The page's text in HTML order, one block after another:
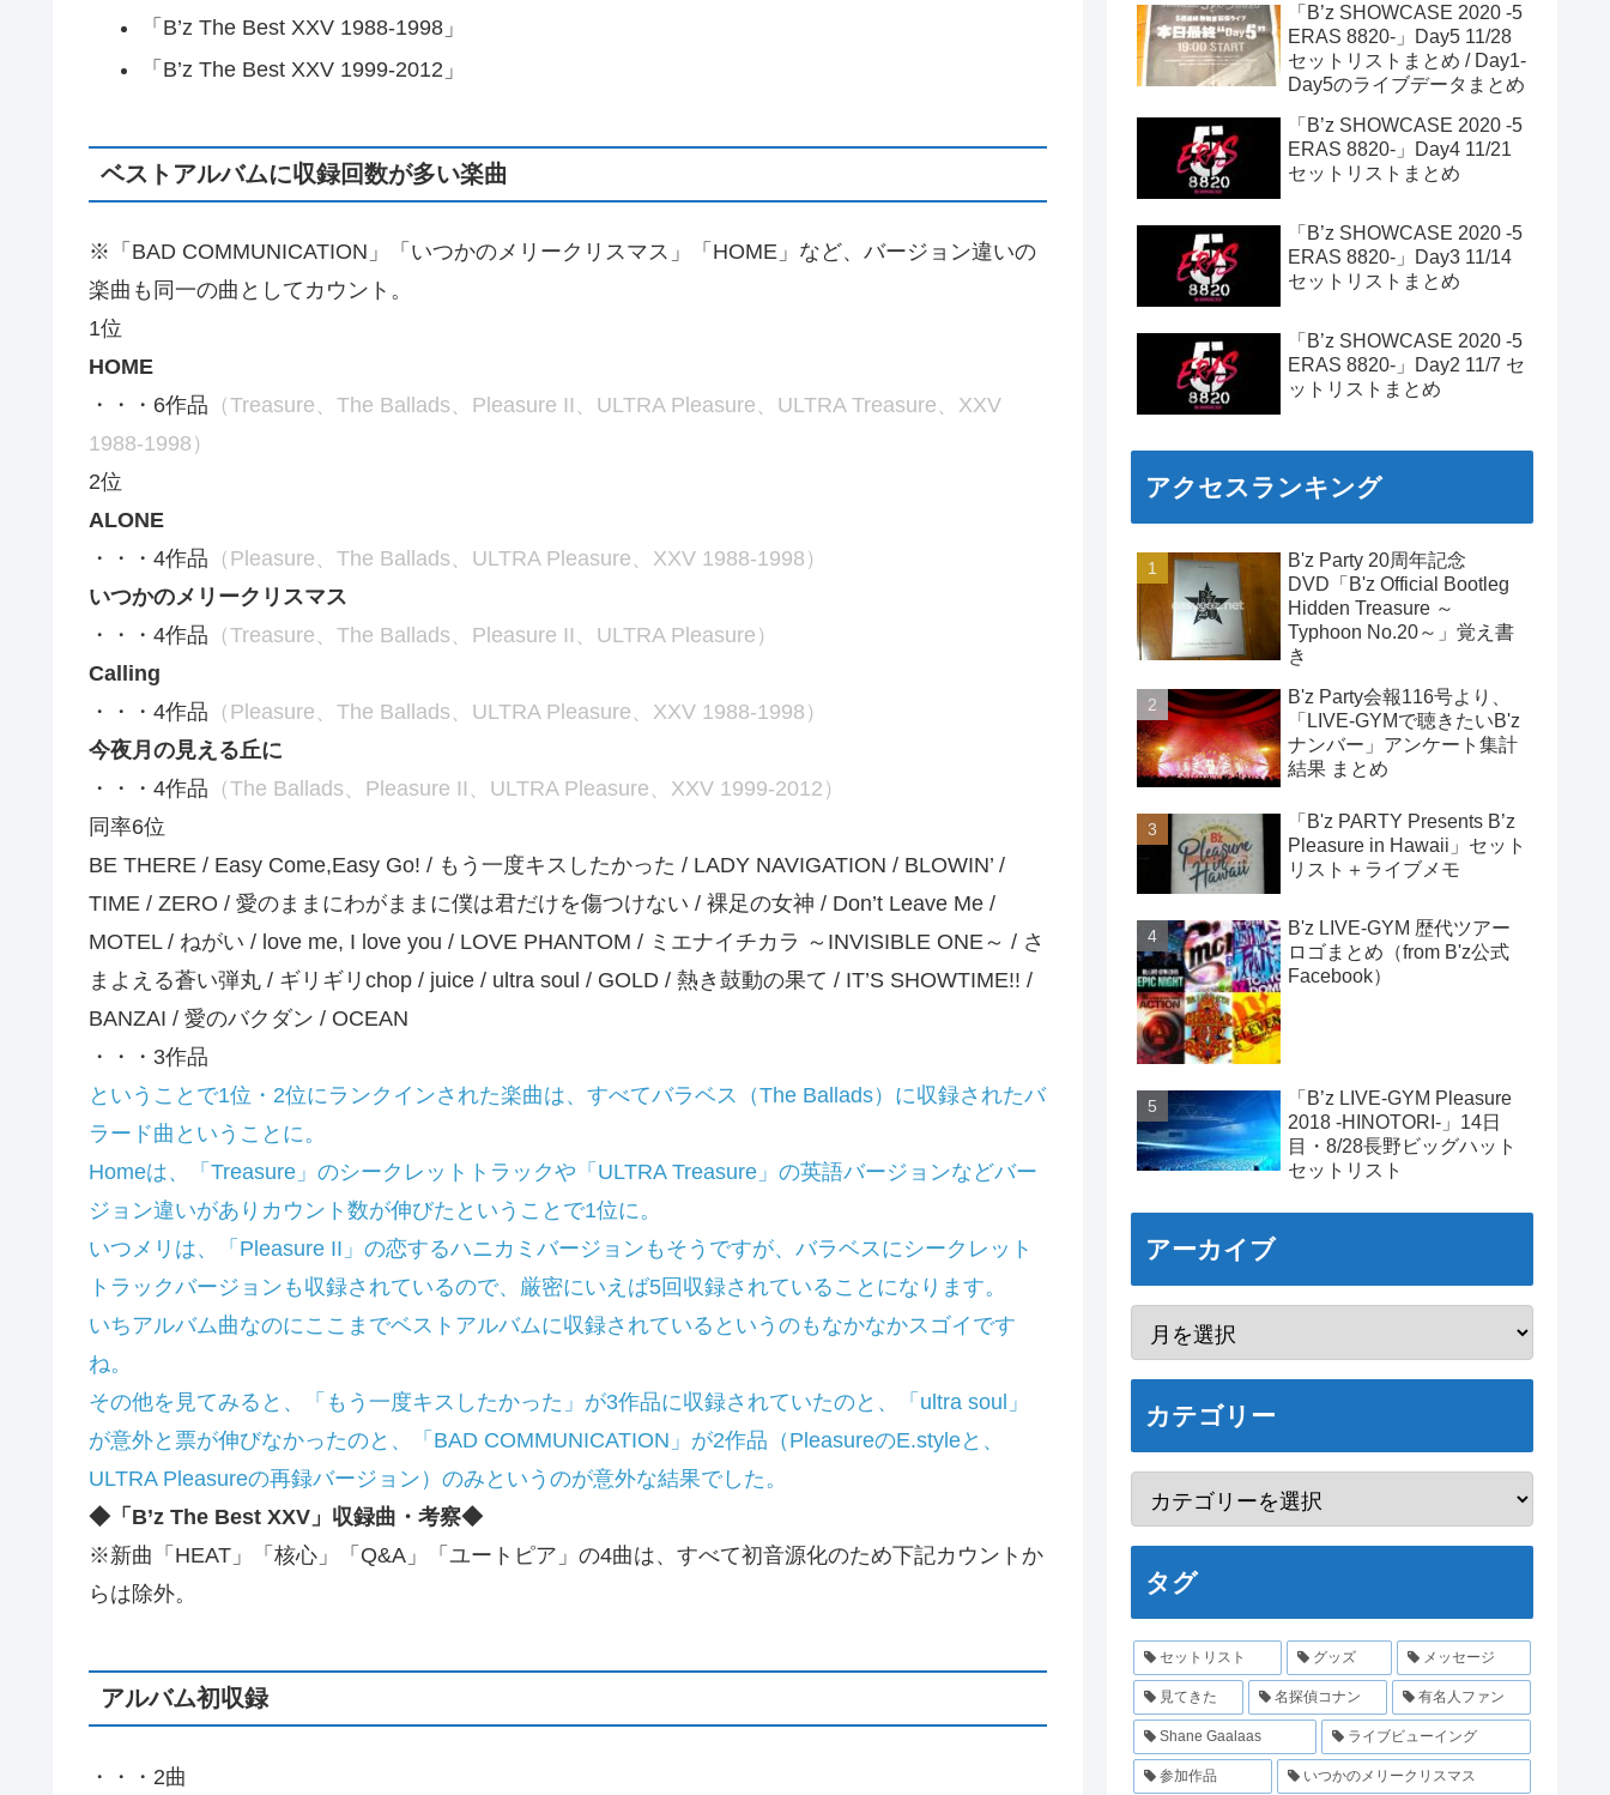
「B’z The Best XXV 1988-1998」
「B’z The Best XXV 1999-2012」
ベストアルバムに収録回数が多い楽曲
※「BAD COMMUNICATION」「いつかのメリークリスマス」「HOME」など、バージョン違いの
楽曲も同一の曲としてカウント。
1位
HOME
・・・6作品 （Treasure、The Ballads、Pleasure II、ULTRA Pleasure、ULTRA Treasure、XXV
1988-1998）
2位
ALONE
・・・4作品 （Pleasure、The Ballads、ULTRA Pleasure、XXV 1988-1998）
いつかのメリークリスマス
・・・4作品 （Treasure、The Ballads、Pleasure II、ULTRA Pleasure）
Calling
・・・4作品 （Pleasure、The Ballads、ULTRA Pleasure、XXV 1988-1998）
今夜月の見える丘に
・・・4作品 （The Ballads、Pleasure II、ULTRA Pleasure、XXV 1999-2012）
同率6位
BE THERE / Easy Come,Easy Go! / もう一度キスしたかった / LADY NAVIGATION / BLOWIN’ /
TIME / ZERO / 愛のままにわがままに僕は君だけを傷つけない / 裸足の女神 / Don’t Leave Me /
MOTEL / ねがい / love me, I love you / LOVE PHANTOM / ミエナイチカラ ～INVISIBLE ONE～ / さ
まよえる蒼い弾丸 / ギリギリchop / juice / ultra soul / GOLD / 熱き鼓動の果て / IT’S SHOWTIME!! /
BANZAI / 愛のバクダン / OCEAN
・・・3作品
ということで1位・2位にランクインされた楽曲は、すべてバラベス（The Ballads）に収録されたバ
ラード曲ということに。
Homeは、「Treasure」のシークレットトラックや「ULTRA Treasure」の英語バージョンなどバー
ジョン違いがありカウント数が伸びたということで1位に。
いつメリは、「Pleasure II」の恋するハニカミバージョンもそうですが、バラベスにシークレット
トラックバージョンも収録されているので、厳密にいえば5回収録されていることになります。
いちアルバム曲なのにここまでベストアルバムに収録されているというのもなかなかスゴイです
ね。
その他を見てみると、「もう一度キスしたかった」が3作品に収録されていたのと、「ultra soul」
が意外と票が伸びなかったのと、「BAD COMMUNICATION」が2作品（PleasureのE.styleと、
ULTRA Pleasureの再録バージョン）のみというのが意外な結果でした。
◆「B’z The Best XXV」収録曲・考察◆
※新曲「HEAT」「核心」「Q&A」「ユートピア」の4曲は、すべて初音源化のため下記カウントか
らは除外。
アルバム初収録
・・・2曲
「B’z SHOWCASE 2020 -5
ERAS 8820-」Day5 11/28
セットリストまとめ / Day1-
Day5のライブデータまとめ
「B’z SHOWCASE 2020 -5
ERAS 8820-」Day4 11/21
セットリストまとめ
「B’z SHOWCASE 2020 -5
ERAS 8820-」Day3 11/14
セットリストまとめ
「B’z SHOWCASE 2020 -5
ERAS 8820-」Day2 11/7 セ
ットリストまとめ
アクセスランキング
B'z Party 20周年記念
DVD「B'z Official Bootleg
Hidden Treasure ～
Typhoon No.20～」覚え書
き
B'z Party会報116号より、
「LIVE-GYMで聴きたいB'z
ナンバー」アンケート集計
結果 まとめ
「B'z PARTY Presents B’z
Pleasure in Hawaii」セット
リスト＋ライブメモ
B'z LIVE-GYM 歴代ツアー
ロゴまとめ（from B'z公式
Facebook）
「B’z LIVE-GYM Pleasure
2018 -HINOTORI-」14日
目・8/28長野ビッグハット
セットリスト
アーカイブ
カテゴリー
タグ
セットリスト グッズ メッセージ
見てきた 名探偵コナン 有名人ファン
Shane Gaalaas ライブビューイング
参加作品 いつかのメリークリスマス